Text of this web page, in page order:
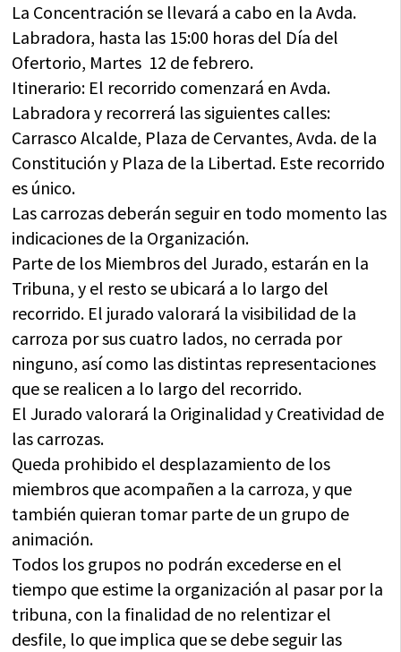
La Concentración se llevará a cabo en la Avda.
Labradora, hasta las 15:00 horas del Día del
Ofertorio, Martes 12 de febrero.
Itinerario: El recorrido comenzará en Avda.
Labradora y recorrerá las siguientes calles:
Carrasco Alcalde, Plaza de Cervantes, Avda. de la
Constitución y Plaza de la Libertad. Este recorrido
es único.
Las carrozas deberán seguir en todo momento las
indicaciones de la Organización.
Parte de los Miembros del Jurado, estarán en la
Tribuna, y el resto se ubicará a lo largo del
recorrido. El jurado valorará la visibilidad de la
carroza por sus cuatro lados, no cerrada por
ninguno, así como las distintas representaciones
que se realicen a lo largo del recorrido.
El Jurado valorará la Originalidad y Creatividad de
las carrozas.
Queda prohibido el desplazamiento de los
miembros que acompañen a la carroza, y que
también quieran tomar parte de un grupo de
animación.
Todos los grupos no podrán excederse en el
tiempo que estime la organización al pasar por la
tribuna, con la finalidad de no relentizar el
desfile, lo que implica que se debe seguir las